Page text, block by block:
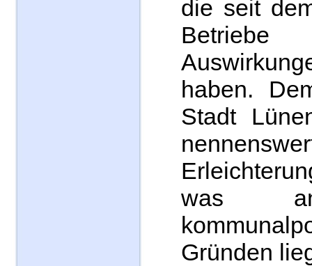
die seit
haben.
Stadt
was
Gründen